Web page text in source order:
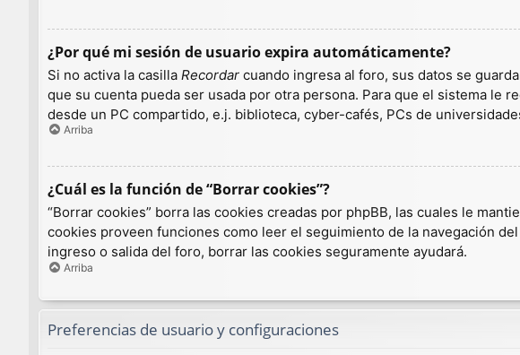
¿Por qué mi sesión de usuario expira automáticamente?
Si no activa la casilla Recordar cuando ingresa al foro, sus datos se
que su cuenta pueda ser usada por otra persona. Para que el sistema le
desde un PC compartido, e.j. biblioteca, cyber-cafés, PCs de
Arriba
¿Cuál es la función de “Borrar cookies”?
“Borrar cookies” borra las cookies creadas por phpBB, las cuales le
cookies proveen funciones como leer el seguimiento de la navegación
ingreso o salida del foro, borrar las cookies seguramente ayudará.
Arriba
Preferencias de usuario y configuraciones